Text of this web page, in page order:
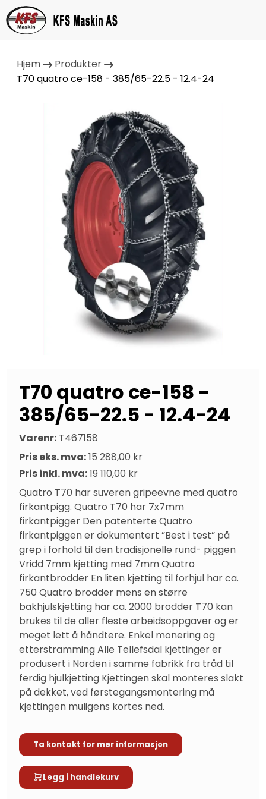
Hjem
Produkter
T70 quatro ce-158 - 385/65-22.5 - 12.4-24
T70 quatro ce-158 -
385/65-22.5 - 12.4-24
Varenr: T467158
Pris eks. mva:15 288,00 kr
Pris inkl. mva:19 110,00 kr
Quatro T70 har suveren gripeevne med quatro
firkantpigg. Quatro T70 har 7x7mm
firkantpigger Den patenterte Quatro
firkantpiggen er dokumentert ”Best i test” på
grep i forhold til den tradisjonelle rund- piggen
Vridd 7mm kjetting med 7mm Quatro
firkantbrodder En liten kjetting til forhjul har ca.
750 Quatro brodder mens en større
bakhjulskjetting har ca. 2000 brodder T70 kan
brukes til de aller fleste arbeidsoppgaver og er
meget lett å håndtere. Enkel monering og
etterstramming Alle Tellefsdal kjettinger er
produsert i Norden i samme fabrikk fra tråd til
ferdig hjulkjetting Kjettingen skal monteres slakt
på dekket, ved førstegangsmontering må
kjettingen muligens kortes ned.
Ta kontakt for mer informasjon
Legg i handlekurv